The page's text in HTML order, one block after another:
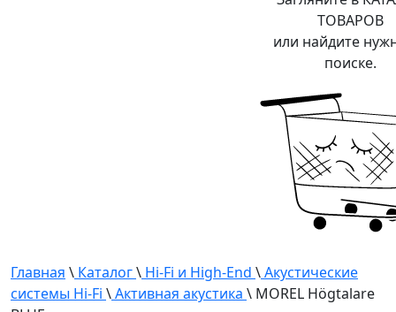
ТОВАРОВ
или найдите
поиске.
Главная \ Каталог\ Hi-Fi и High-End \Акустические
системы Hi-Fi \Активная акустика \ MOREL Högtalare